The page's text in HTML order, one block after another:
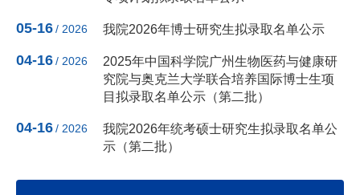
05-16/ 2026 我院2026年博士研究生拟录取名单公示
04-16/ 2026
2025年中国科学院广州生物医药与健康研
究院与奥克兰大学联合培养国际博士生项
目拟录取名单公示（第二批）
04-16/ 2026
我院2026年统考硕士研究生拟录取名单公
示（第二批）